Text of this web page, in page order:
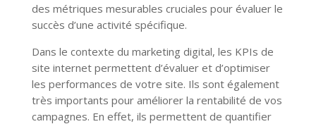
des métriques mesurables cruciales pour évaluer le
succès d’une activité spécifique.
Dans le contexte du marketing digital, les KPIs de
site internet permettent d’évaluer et d’optimiser
les performances de votre site. Ils sont également
très importants pour améliorer la rentabilité de vos
campagnes. En effet, ils permettent de quantifier